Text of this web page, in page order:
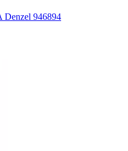
Denzel 946894